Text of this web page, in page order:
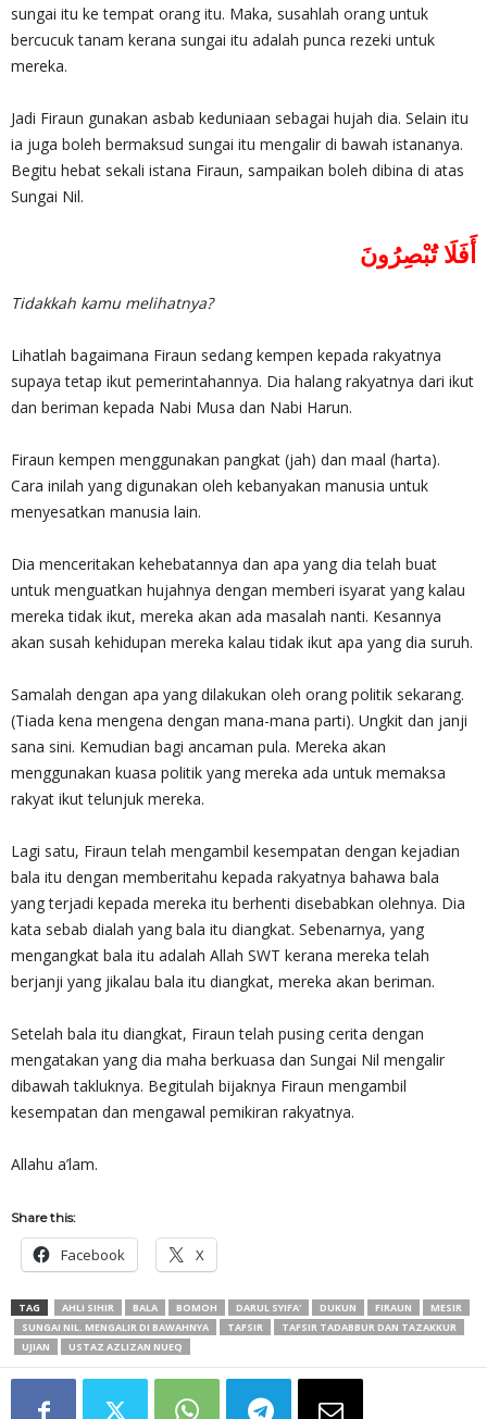
sungai itu ke tempat orang itu. Maka, susahlah orang untuk
bercucuk tanam kerana sungai itu adalah punca rezeki untuk
mereka.
Jadi Firaun gunakan asbab keduniaan sebagai hujah dia. Selain itu
ia juga boleh bermaksud sungai itu mengalir di bawah istananya.
Begitu hebat sekali istana Firaun, sampaikan boleh dibina di atas
Sungai Nil.
أَفَلَا تُبْصِرُونَ
Tidakkah kamu melihatnya?
Lihatlah bagaimana Firaun sedang kempen kepada rakyatnya
supaya tetap ikut pemerintahannya. Dia halang rakyatnya dari ikut
dan beriman kepada Nabi Musa dan Nabi Harun.
Firaun kempen menggunakan pangkat (jah) dan maal (harta).
Cara inilah yang digunakan oleh kebanyakan manusia untuk
menyesatkan manusia lain.
Dia menceritakan kehebatannya dan apa yang dia telah buat
untuk menguatkan hujahnya dengan memberi isyarat yang kalau
mereka tidak ikut, mereka akan ada masalah nanti. Kesannya
akan susah kehidupan mereka kalau tidak ikut apa yang dia suruh.
Samalah dengan apa yang dilakukan oleh orang politik sekarang.
(Tiada kena mengena dengan mana-mana parti). Ungkit dan janji
sana sini. Kemudian bagi ancaman pula. Mereka akan
menggunakan kuasa politik yang mereka ada untuk memaksa
rakyat ikut telunjuk mereka.
Lagi satu, Firaun telah mengambil kesempatan dengan kejadian
bala itu dengan memberitahu kepada rakyatnya bahawa bala
yang terjadi kepada mereka itu berhenti disebabkan olehnya. Dia
kata sebab dialah yang bala itu diangkat. Sebenarnya, yang
mengangkat bala itu adalah Allah SWT kerana mereka telah
berjanji yang jikalau bala itu diangkat, mereka akan beriman.
Setelah bala itu diangkat, Firaun telah pusing cerita dengan
mengatakan yang dia maha berkuasa dan Sungai Nil mengalir
dibawah takluknya. Begitulah bijaknya Firaun mengambil
kesempatan dan mengawal pemikiran rakyatnya.
Allahu a’lam.
Share this:
Facebook X
TAG AHLI SIHIR BALA BOMOH DARUL SYIFA' DUKUN FIRAUN
MESIR
SUNGAI NIL. MENGALIR DI BAWAHNYA
TAFSIR
TAFSIR TADABBUR DAN TAZAKKUR
UJIAN
USTAZ AZLIZAN NUEQ